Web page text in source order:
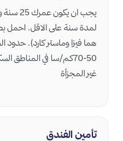
يجب ان
لمدة سنة على الاقل. احمل
تأمين الفندق